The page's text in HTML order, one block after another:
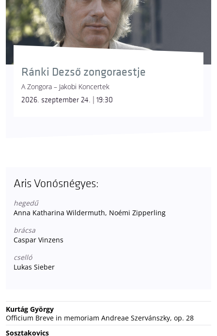
Ránki Dezső zongoraestje
A Zongora – Jakobi Koncertek
2026. szeptember 24. | 19:30
Aris Vonósnégyes:
hegedű
Anna Katharina Wildermuth, Noémi Zipperling
brácsa
Caspar Vinzens
cselló
Lukas Sieber
Kurtág György
Officium Breve in memoriam Andreae Szervánszky, op. 28
Sosztakovics